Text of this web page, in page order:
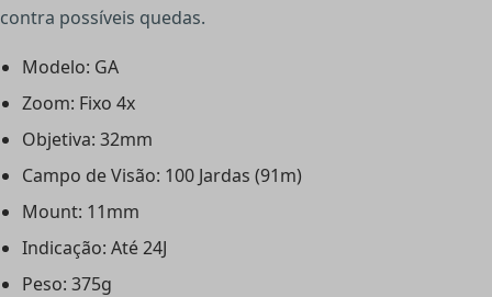
contra possíveis quedas.
Modelo: GA
Zoom: Fixo 4x
Objetiva: 32mm
Campo de Visão: 100 Jardas (91m)
Mount: 11mm
Indicação: Até 24J
Peso: 375g